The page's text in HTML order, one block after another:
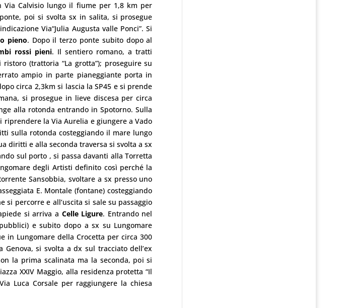
Via Calvisio lungo il fiume per 1,8 km per
poi si svolta sx in salita, si prosegue
Via“Julia Augusta valle Ponci”. Si
pieno. Dopo il terzo ponte subito dopo al
rossi pieni. Il sentiero romano, a tratti
(trattoria “La grotta”); proseguire su
ampio in parte pianeggiante porta in
circa 2,3km si lascia la SP45 e si prende
si prosegue in lieve discesa per circa
alla rotonda entrando in Spotorno. Sulla
la Via Aurelia e giungere a Vado
sulla rotonda costeggiando il mare lungo
diritti e alla seconda traversa si svolta a sx
sul porto , si passa davanti alla Torretta
degli Artisti definito così perché la
Sansobbia, svoltare a sx presso uno
E. Montale (fontane) costeggiando
si percorre e all’uscita si sale su passaggio
si arriva a Celle Ligure. Entrando nel
e subito dopo a sx su Lungomare
in Lungomare della Crocetta per circa 300
si svolta a dx sul tracciato dell’ex
la prima scalinata ma la seconda, poi si
XXIV Maggio, alla residenza protetta “Il
Luca Corsale per raggiungere la chiesa